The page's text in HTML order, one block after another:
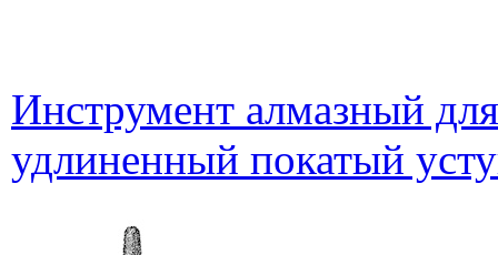
Инструмент алмазный
удлиненный покатый